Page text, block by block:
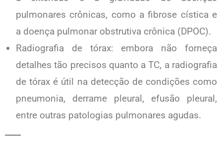
pulmonares crônicas, como a fibrose cística e
a doença pulmonar obstrutiva crônica (DPOC).
Radiografia de tórax: embora não forneça
detalhes tão precisos quanto a TC, a radiografia
de tórax é útil na detecção de condições como
pneumonia, derrame pleural, efusão pleural,
entre outras patologias pulmonares agudas.